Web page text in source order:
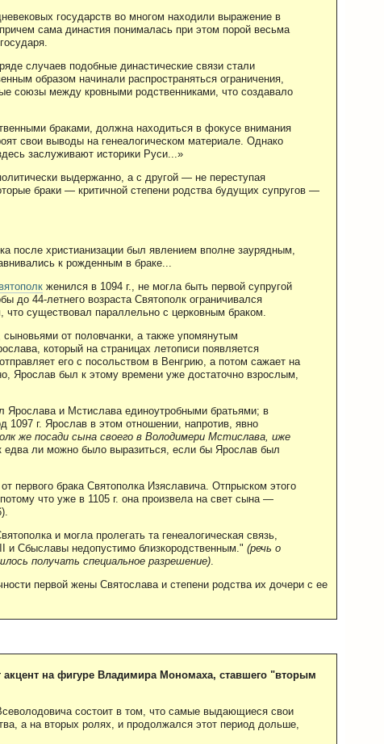
государств во многом находили выражение в
сама династия понималась при этом порой весьма
случаев подобные династические связи стали
образом начинали распространяться ограничения,
союзы между кровными родственниками, что создавало
браками, должна находиться в фокусе внимания
свои выводы на генеалогическом материале. Однако
заслуживают историки Руси...»
выдержанно, а с другой — не переступая
браки — критичной степени родства будущих супругов —
после христианизации был явлением вполне заурядным,
к рожденным в браке...
женился в 1094 г., не могла быть первой супругой
до 44-летнего возраста Святополк ограничивался
что существовал параллельно с церковным браком.
от половчанки, а также упомянутым
который на страницах летописи появляется
его с посольством в Венгрию, а потом сажает на
Ярослав был к этому времени уже достаточно взрослым,
Ярослава и Мстислава единоутробными братьями; в
1097 г. Ярослав в этом отношении, напротив, явно
же посади сына своего в Володимери Мстислава, иже
едва ли можно было выразиться, если бы Ярослав был
первого брака Святополка Изяславича. Отпрыском этого
что уже в 1105 г. она произвела на свет сына —
и могла пролегать та генеалогическая связь,
и Сбыславы недопустимо близкородственным." (речь о
получать специальное разрешение)
первой жены Святослава и степени родства их дочери с ее
на фигуре Владимира Мономаха, ставшего "вторым
состоит в том, что самые выдающиеся свои
а на вторых ролях, и продолжался этот период дольше,